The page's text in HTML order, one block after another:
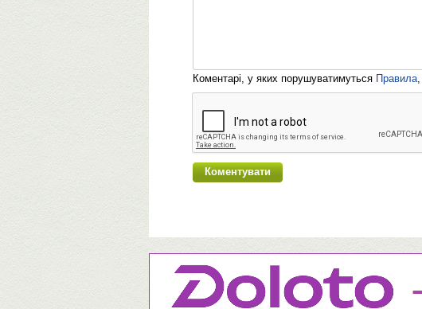
Коментарі, у яких порушуватимуться Правила